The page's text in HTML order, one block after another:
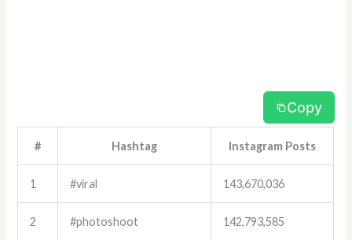
Copy
# Hashtag Instagram Posts
1 #viral 143,670,036
2 #photoshoot 142,793,585